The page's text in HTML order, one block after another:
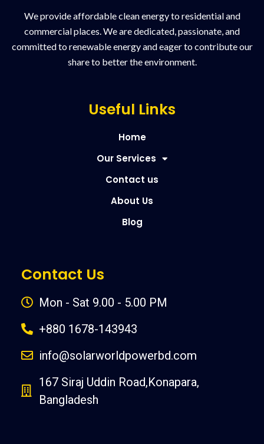
We provide affordable clean energy to residential and
commercial places. We are dedicated, passionate, and
committed to renewable energy and eager to contribute our
share to better the environment.
Useful Links
Home
Our Services
Contact us
About Us
Blog
Contact Us
Mon - Sat 9.00 - 5.00 PM
+880 1678-143943
info@solarworldpowerbd.com
167 Siraj Uddin Road,Konapara,
Bangladesh